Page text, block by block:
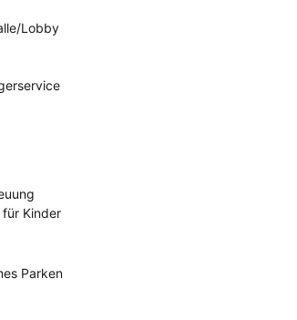
Lobby
Kinder
Parken